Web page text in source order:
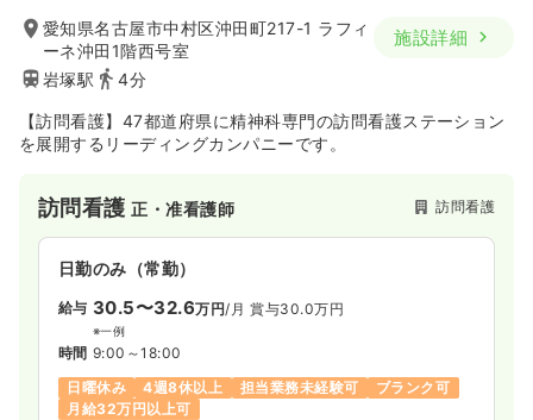
愛知県名古屋市中村区沖田町217-1 ラフィ
ーネ沖田1階西号室
岩塚駅
4分
施設詳細
【訪問看護】47都道府県に精神科専門の訪問看護ステーション
を展開するリーディングカンパニーです。
訪問看護正・准看護師 訪問看護
日勤のみ（常勤）
給与 30.5〜32.6万円/月 賞与30.0万円
※一例
時間 9:00～18:00
日曜休み
4週8休以上 担当業務未経験可
ブランク可
月給32万円以上可